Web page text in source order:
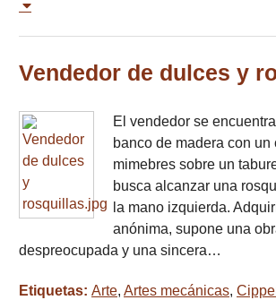
Vendedor de dulces y
El vendedor se
banco de madera con un
mimebres sobre un
busca alcanzar una
la mano izquierda.
anónima, supone una
despreocupada y una sincera…
Etiquetas: Arte, Artes mecánicas,